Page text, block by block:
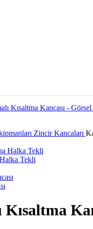
Zincir Kancaları
Tekli